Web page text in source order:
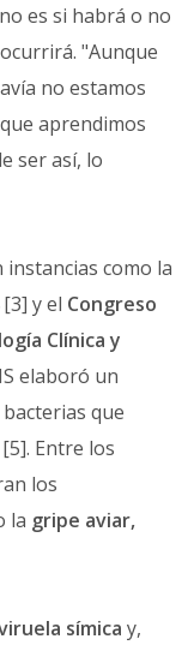
es si habrá o no
"Aunque
no estamos
aprendimos
ser así, lo
como la
[3] y el Congreso
Clínica y
elaboró un
que
Entre los
los
la gripe aviar,
símica y,